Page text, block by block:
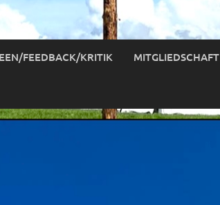
FEEDBACK/KRITIK MITGLIEDSCHAFT